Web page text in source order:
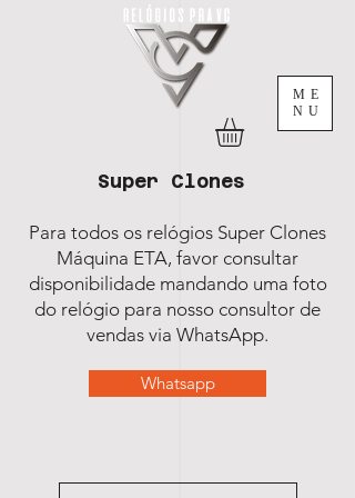
ME
NU
Super Clones
Para todos os relógios Super Clones
Máquina ETA, favor consultar
disponibilidade mandando uma foto
do relógio para nosso consultor de
vendas via WhatsApp.
Whatsapp